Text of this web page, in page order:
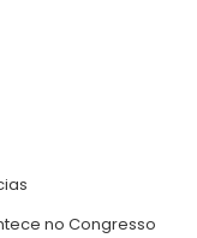
no Congresso